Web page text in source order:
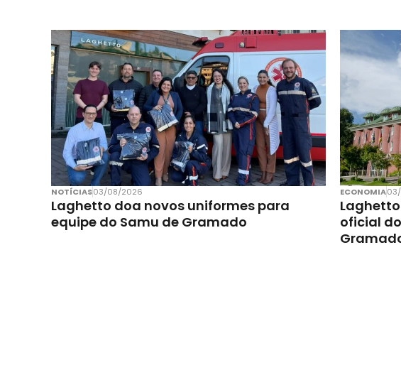
NOTÍCIAS03/08/2026
Laghetto doa novos uniformes para
equipe do Samu de Gramado
ECONOMIA
oficial